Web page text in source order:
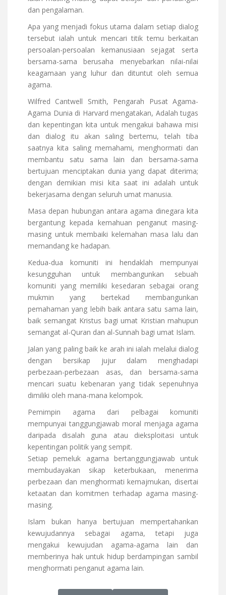
dan pengalaman.
Apa yang menjadi fokus utama dalam setiap dialog
tersebut ialah untuk mencari titik temu berkaitan
persoalan-persoalan kemanusiaan sejagat serta
bersama-sama berusaha menyebarkan nilai-nilai
keagamaan yang luhur dan dituntut oleh semua
agama.
Wilfred Cantwell Smith, Pengarah Pusat Agama-
Agama Dunia di Harvard mengatakan, Adalah tugas
dan kepentingan kita untuk mengakui bahawa misi
dan dialog itu akan saling bertemu, telah tiba
saatnya kita saling memahami, menghormati dan
membantu satu sama lain dan bersama-sama
bertujuan menciptakan dunia yang dapat diterima;
dengan demikian misi kita saat ini adalah untuk
bekerjasama dengan seluruh umat manusia.
Masa depan hubungan antara agama dinegara kita
bergantung kepada kemahuan penganut masing-
masing untuk membaiki kelemahan masa lalu dan
memandang ke hadapan.
Kedua-dua komuniti ini hendaklah mempunyai
kesungguhan untuk membangunkan sebuah
komuniti yang memiliki kesedaran sebagai orang
mukmin yang bertekad membangunkan
pemahaman yang lebih baik antara satu sama lain,
baik semangat Kristus bagi umat Kristian mahupun
semangat al-Quran dan al-Sunnah bagi umat Islam.
Jalan yang paling baik ke arah ini ialah melalui dialog
dengan bersikap jujur dalam menghadapi
perbezaan-perbezaan asas, dan bersama-sama
mencari suatu kebenaran yang tidak sepenuhnya
dimiliki oleh mana-mana kelompok.
Pemimpin agama dari pelbagai komuniti
mempunyai tanggungjawab moral menjaga agama
daripada disalah guna atau dieksploitasi untuk
kepentingan politik yang sempit.
Setiap pemeluk agama bertanggungjawab untuk
membudayakan sikap keterbukaan, menerima
perbezaan dan menghormati kemajmukan, disertai
ketaatan dan komitmen terhadap agama masing-
masing.
Islam bukan hanya bertujuan mempertahankan
kewujudannya sebagai agama, tetapi juga
mengakui kewujudan agama-agama lain dan
memberinya hak untuk hidup berdampingan sambil
menghormati penganut agama lain.